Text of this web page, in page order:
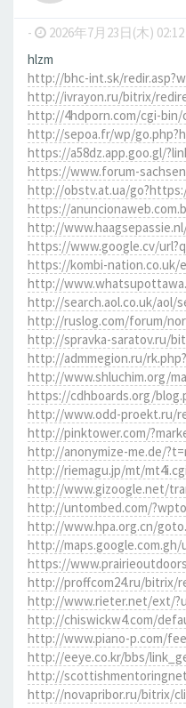
- 2026年7月23日(木) 02:12
hlzm
http://bhc-int.sk/
http://ivrayon.ru/bitrix/
http://4hdporn.com/cgi-bin/
http://sepoa.fr/wp/
https://a58dz.app.goo.gl/
https://www.forum-
http://obstv.at.ua/
https://
http://
https://www.google.cv/
https://kombi-nation.co.uk/
http://
http://search.aol.co.uk/aol/
http://ruslog.com/forum/
http://spravka-saratov.ru/
http://admmegion.ru/
http://www.shluchim.org/
https://cdhboards.org/
http://www.odd-proekt.ru/
http://pinktower.com/
http://anonymize-me.de/
http://riemagu.jp/mt/
http://www.gizoogle.net/
http://untombed.com/
http://www.hpa.org.cn/
http://
https://
http://proffcom24.ru/bitrix/
http://www.rieter.net/ext/
http://chiswickw4.com/
http://www.piano-p.com/
http://eeye.co.kr/bbs/
http://
http://novapribor.ru/bitrix/